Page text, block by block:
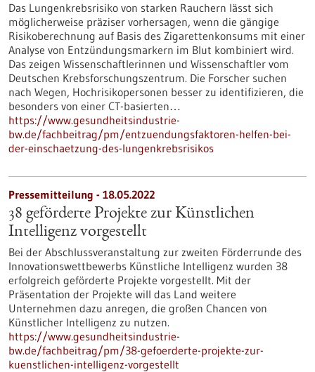
Das Lungenkrebsrisiko von starken Rauchern lässt sich
möglicherweise präziser vorhersagen, wenn die gängige
Risikoberechnung auf Basis des Zigarettenkonsums mit einer
Analyse von Entzündungsmarkern im Blut kombiniert wird.
Das zeigen Wissenschaftlerinnen und Wissenschaftler vom
Deutschen Krebsforschungszentrum. Die Forscher suchen
nach Wegen, Hochrisikopersonen besser zu identifizieren, die
besonders von einer CT-basierten…
https://www.gesundheitsindustrie-
bw.de/fachbeitrag/pm/entzuendungsfaktoren-helfen-bei-
der-einschaetzung-des-lungenkrebsrisikos
Pressemitteilung - 18.05.2022
38 geförderte Projekte zur Künstlichen
Intelligenz vorgestellt
Bei der Abschlussveranstaltung zur zweiten Förderrunde des
Innovationswettbewerbs Künstliche Intelligenz wurden 38
erfolgreich geförderte Projekte vorgestellt. Mit der
Präsentation der Projekte will das Land weitere
Unternehmen dazu anregen, die großen Chancen von
Künstlicher Intelligenz zu nutzen.
https://www.gesundheitsindustrie-
bw.de/fachbeitrag/pm/38-gefoerderte-projekte-zur-
kuenstlichen-intelligenz-vorgestellt